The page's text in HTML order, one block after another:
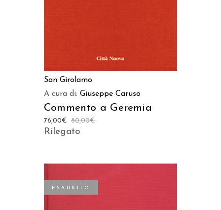
San Girolamo
A cura di: Giuseppe Caruso
Commento a Geremia
80,00€
76,00€
Rilegato
ESAURITO